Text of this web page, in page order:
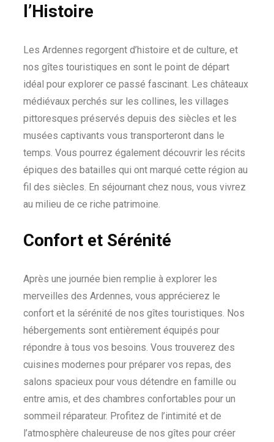
l’Histoire
Les Ardennes regorgent d’histoire et de culture, et
nos gîtes touristiques en sont le point de départ
idéal pour explorer ce passé fascinant. Les châteaux
médiévaux perchés sur les collines, les villages
pittoresques préservés depuis des siècles et les
musées captivants vous transporteront dans le
temps. Vous pourrez également découvrir les récits
épiques des batailles qui ont marqué cette région au
fil des siècles. En séjournant chez nous, vous vivrez
au milieu de ce riche patrimoine.
Confort et Sérénité
Après une journée bien remplie à explorer les
merveilles des Ardennes, vous apprécierez le
confort et la sérénité de nos gîtes touristiques. Nos
hébergements sont entièrement équipés pour
répondre à tous vos besoins. Vous trouverez des
cuisines modernes pour préparer vos repas, des
salons spacieux pour vous détendre en famille ou
entre amis, et des chambres confortables pour un
sommeil réparateur. Profitez de l’intimité et de
l’atmosphère chaleureuse de nos gîtes pour créer